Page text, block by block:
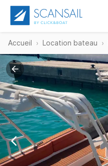
Accueil Location bateau